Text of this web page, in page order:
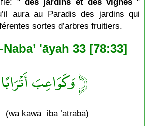
aura au Paradis des jardins qui
sortes d’arbres fruitiers.
'āyah 33 [78:33]
﴿ وَكَوَاعِبَ
(wa kawā ʿiba ’atrābā)